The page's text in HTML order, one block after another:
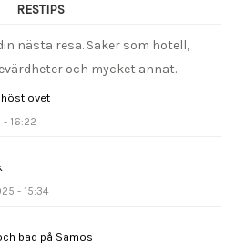
RESTIPS
nästa resa. Saker som hotell,
och mycket annat.
höstlovet
16:22
- 15:34
bad på Samos